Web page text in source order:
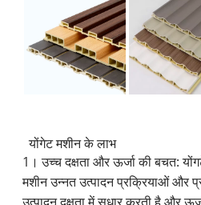
योंगेट मशीन के लाभ
1। उच्च दक्षता और ऊर्जा की बचत:
मशीन उन्नत उत्पादन प्रक्रियाओं और